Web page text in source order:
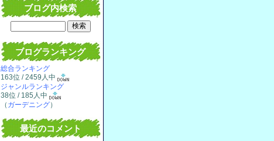
ブログ内検索
ブログランキング
総合ランキング
163位 / 2459人中
ジャンルランキング
38位 / 185人中
（ ガーデニング）
最近のコメント